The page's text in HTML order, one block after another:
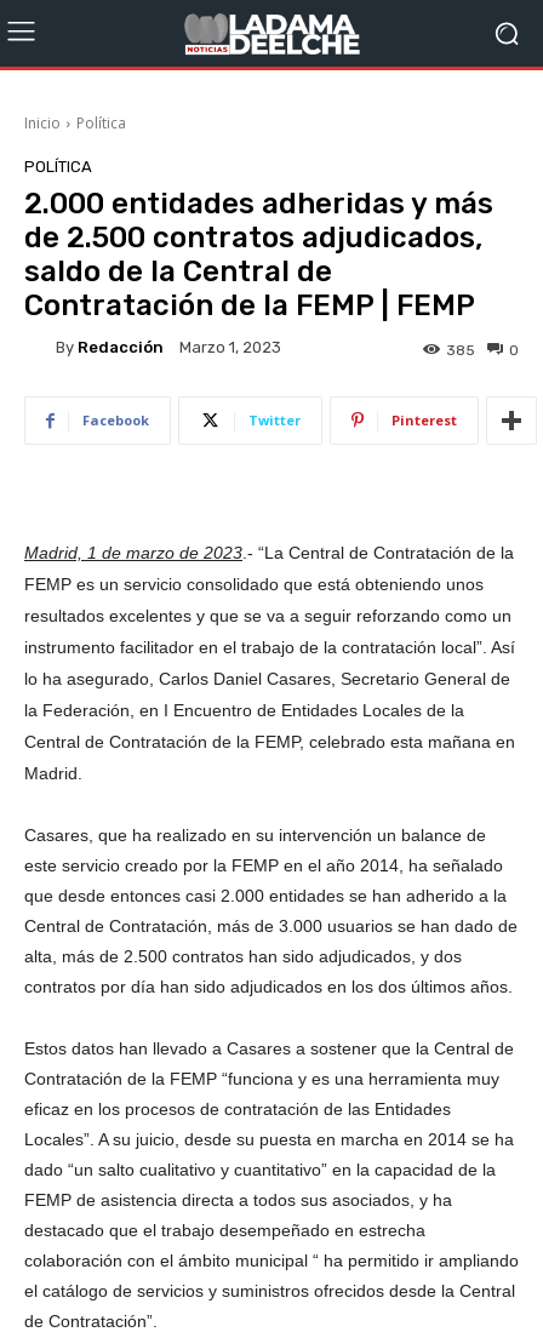
Inicio Política
POLÍTICA
2.000 entidades adheridas y más
de 2.500 contratos adjudicados,
saldo de la Central de
Contratación de la FEMP | FEMP
By Redacción Marzo 1, 2023 0
385
Facebook Twitter Pinterest
Madrid, 1 de marzo de 2023 .- “La Central de Contratación de la
FEMP es un servicio consolidado que está obteniendo unos
resultados excelentes y que se va a seguir reforzando como un
instrumento facilitador en el trabajo de la contratación local”. Así
lo ha asegurado, Carlos Daniel Casares, Secretario General de
la Federación, en I Encuentro de Entidades Locales de la
Central de Contratación de la FEMP, celebrado esta mañana en
Madrid.
Casares, que ha realizado en su intervención un balance de
este servicio creado por la FEMP en el año 2014, ha señalado
que desde entonces casi 2.000 entidades se han adherido a la
Central de Contratación, más de 3.000 usuarios se han dado de
alta, más de 2.500 contratos han sido adjudicados, y dos
contratos por día han sido adjudicados en los dos últimos años.
Estos datos han llevado a Casares a sostener que la Central de
Contratación de la FEMP “funciona y es una herramienta muy
eficaz en los procesos de contratación de las Entidades
Locales”. A su juicio, desde su puesta en marcha en 2014 se ha
dado “un salto cualitativo y cuantitativo” en la capacidad de la
FEMP de asistencia directa a todos sus asociados, y ha
destacado que el trabajo desempeñado en estrecha
colaboración con el ámbito municipal “ ha permitido ir ampliando
el catálogo de servicios y suministros ofrecidos desde la Central
de Contratación”.